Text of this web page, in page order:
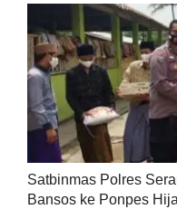
Satbinmas Polres
Bansos ke Ponpes